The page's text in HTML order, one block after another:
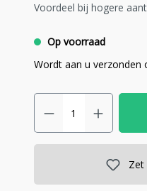
Voordeel bij hogere
Op voorraad
Wordt aan u verzonden
Zet